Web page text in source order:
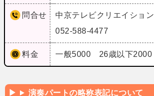
問合せ
中京テレビクリエイション
052-588-4477
料金 一般5000 26歳以下2000
演奏パートの略称表記について